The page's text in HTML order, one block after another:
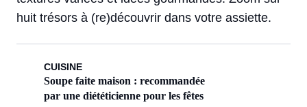
huit trésors à (re)découvrir dans votre assiette.
CUISINE
Soupe faite maison : recommandée
par une diététicienne pour les fêtes